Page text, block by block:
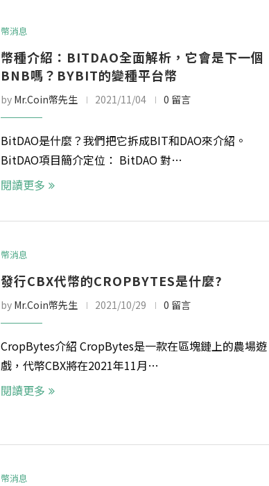
幣消息
幣種介紹：BITDAO全面解析，它會是下一個
BNB嗎？BYBIT的變種平台幣
by Mr.Coin幣先生 2021/11/04 0 留言
BitDAO是什麼？我們把它拆成BIT和DAO來介紹。
BitDAO項目簡介定位： BitDAO 對…
閱讀更多
幣消息
發行CBX代幣的CROPBYTES是什麼?
by Mr.Coin幣先生 2021/10/29 0 留言
CropBytes介紹 CropBytes是一款在區塊鏈上的農場遊
戲，代幣CBX將在2021年11月…
閱讀更多
幣消息